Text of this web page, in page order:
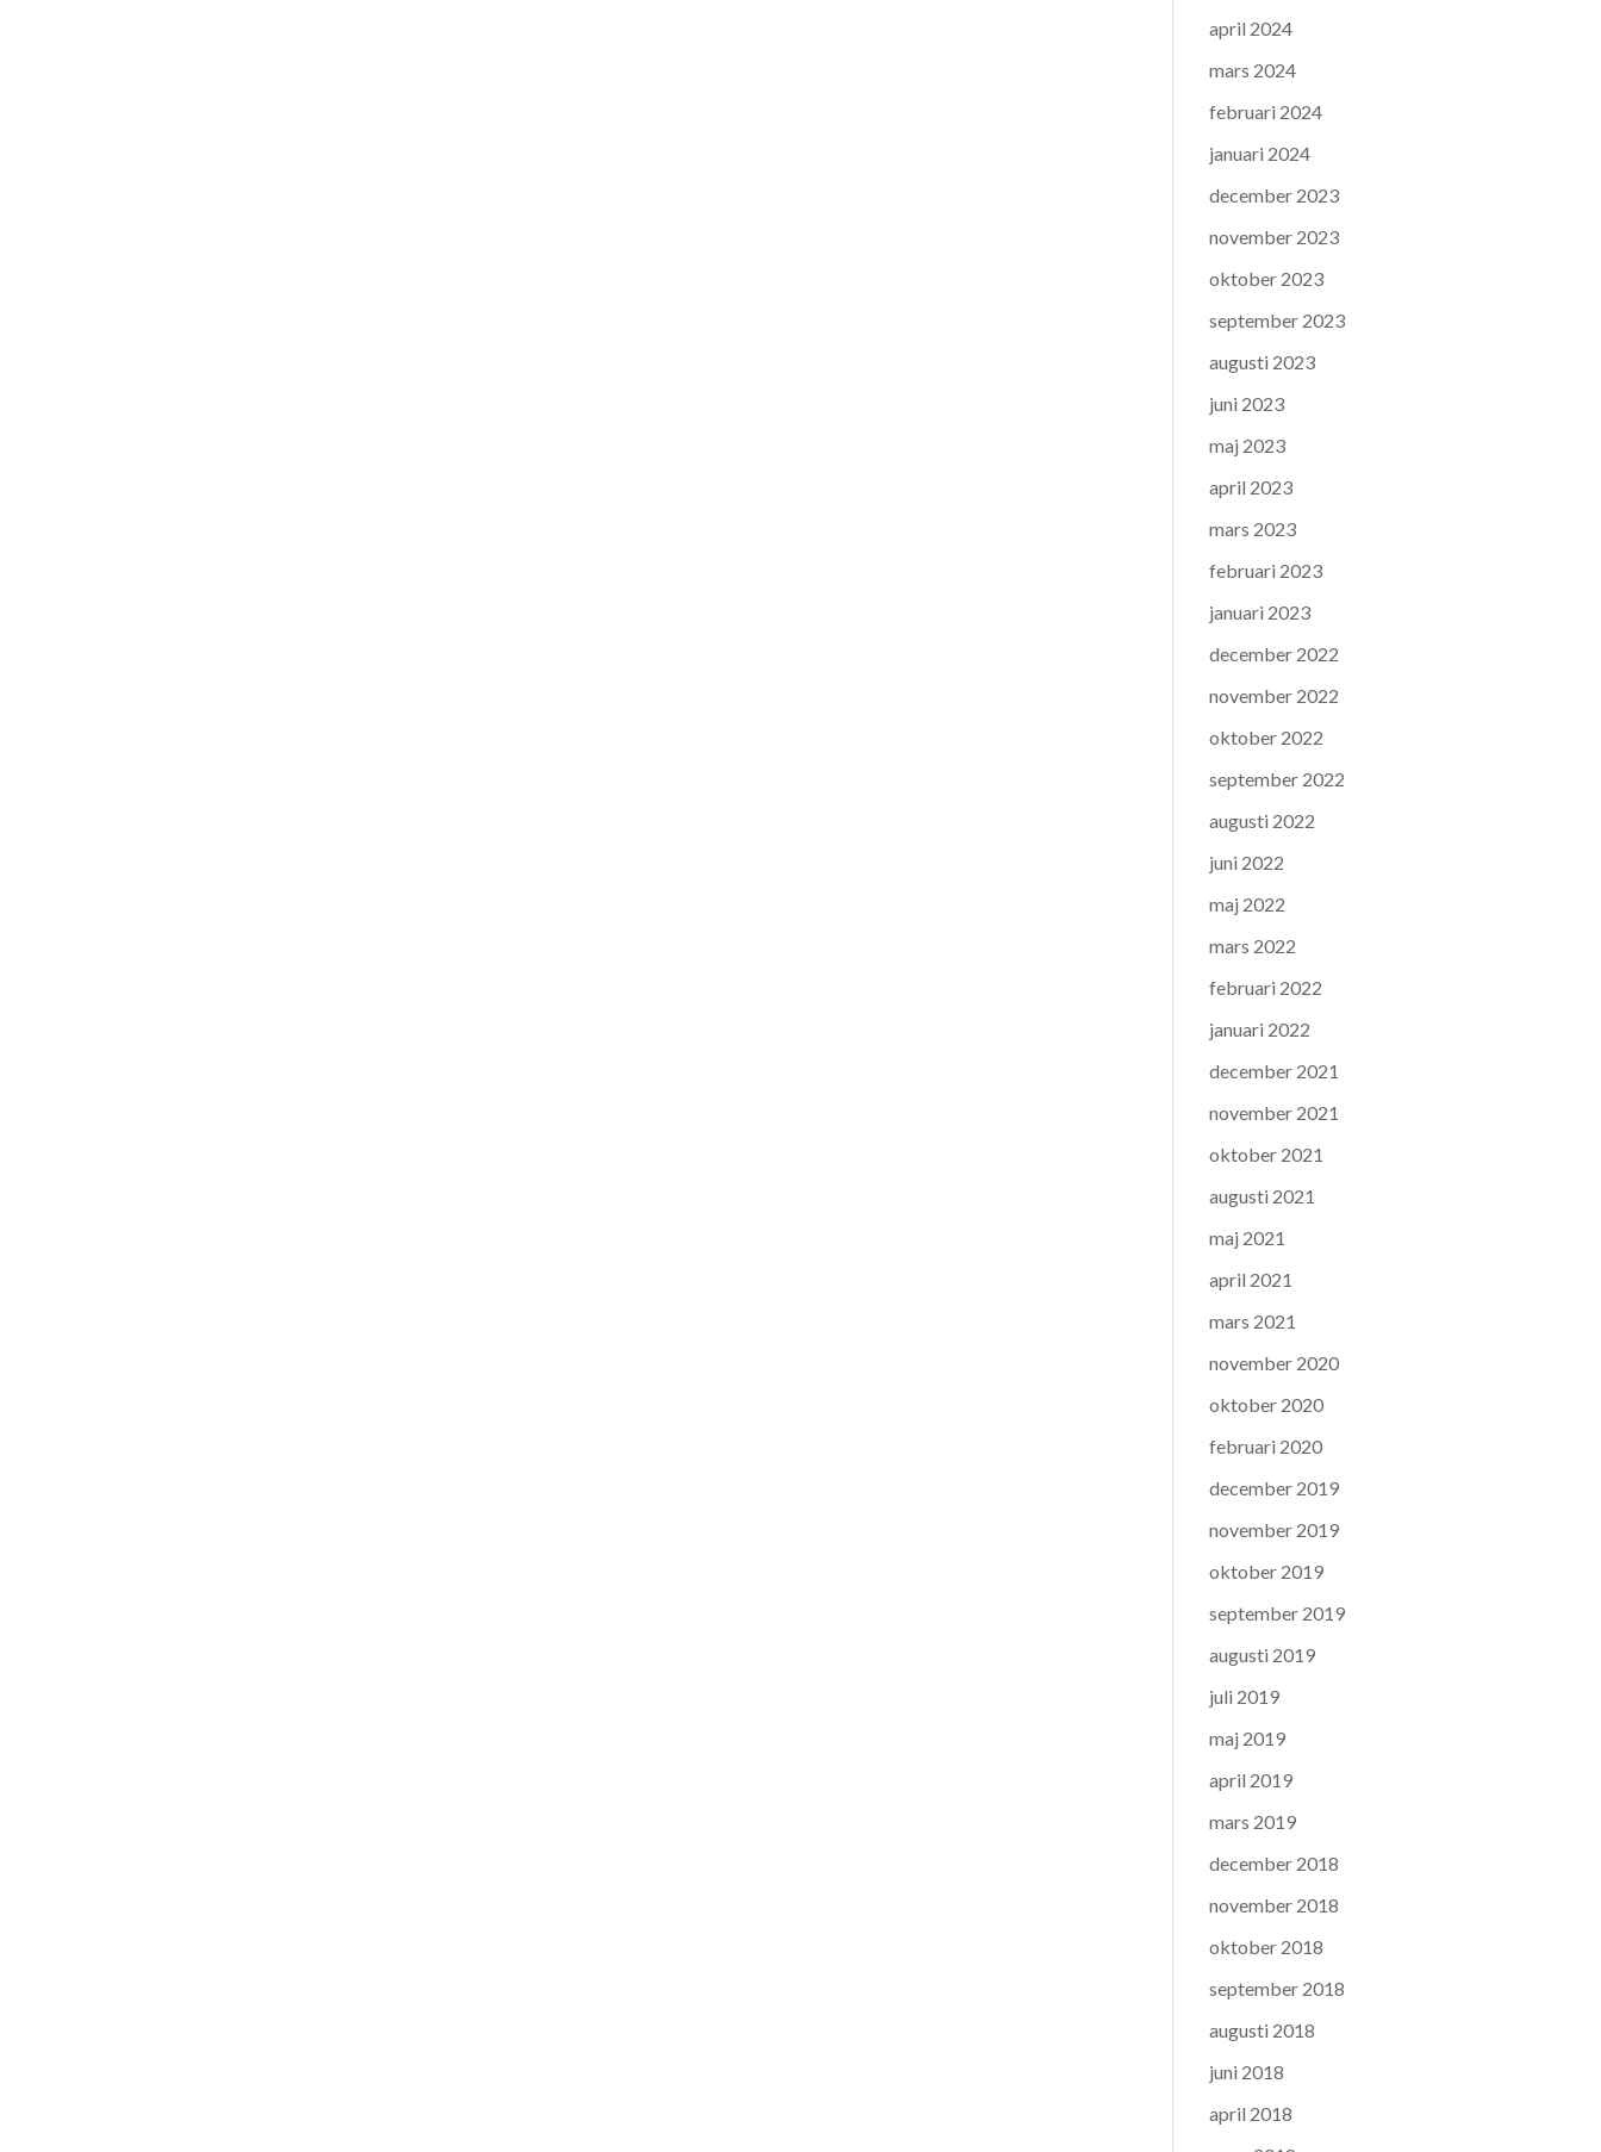
april 2024
mars 2024
februari 2024
januari 2024
december 2023
november 2023
oktober 2023
september 2023
augusti 2023
juni 2023
maj 2023
april 2023
mars 2023
februari 2023
januari 2023
december 2022
november 2022
oktober 2022
september 2022
augusti 2022
juni 2022
maj 2022
mars 2022
februari 2022
januari 2022
december 2021
november 2021
oktober 2021
augusti 2021
maj 2021
april 2021
mars 2021
november 2020
oktober 2020
februari 2020
december 2019
november 2019
oktober 2019
september 2019
augusti 2019
juli 2019
maj 2019
april 2019
mars 2019
december 2018
november 2018
oktober 2018
september 2018
augusti 2018
juni 2018
april 2018